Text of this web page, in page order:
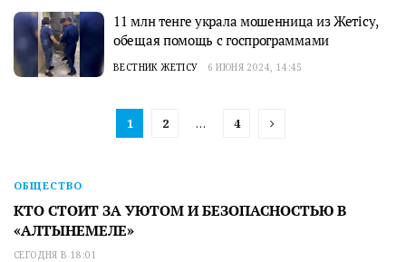
11 млн тенге украла мошенница из Жетісу,
обещая помощь с госпрограммами
ВЕСТНИК ЖЕТІСУ 6 ИЮНЯ 2024, 14:45
1 2 … 4
ОБЩЕСТВО
КТО СТОИТ ЗА УЮТОМ И БЕЗОПАСНОСТЬЮ В
«АЛТЫНЕМЕЛЕ»
СЕГОДНЯ В 18:01